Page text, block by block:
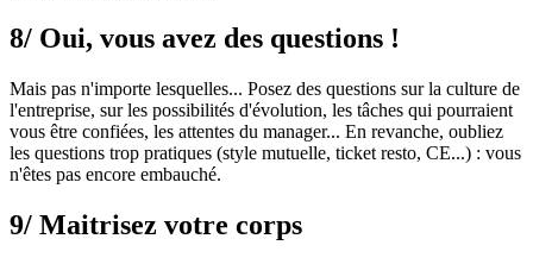
8/ Oui, vous avez des questions !
Mais pas n'importe lesquelles... Posez des questions sur la culture de
l'entreprise, sur les possibilités d'évolution, les tâches qui pourraient
vous être confiées, les attentes du manager... En revanche, oubliez
les questions trop pratiques (style mutuelle, ticket resto, CE...) : vous
n'êtes pas encore embauché.
9/ Maitrisez votre corps